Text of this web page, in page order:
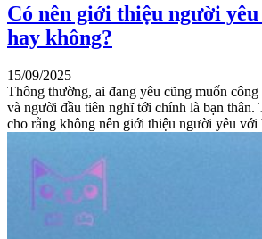
Có nên giới thiệu người
hay không?
15/09/2025
Thông thường, ai đang yêu cũng muốn
và người đầu tiên nghĩ tới chính là bạn thân.
cho rằng không nên giới thiệu người yêu